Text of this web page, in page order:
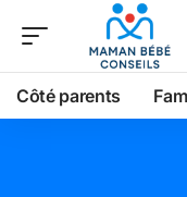
Côté parents